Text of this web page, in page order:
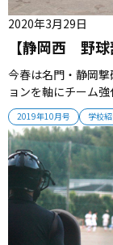
2019年10月号 学校
【静岡西 野球
2020年3月29日
今春は名門・静岡
ョンを軸にチーム
破した静岡西。 進
高みを目指す。 （
静岡西はこの春、名
た...